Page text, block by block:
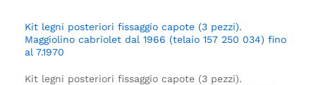
Kit legni posteriori fissaggio capote (3 pezzi).
Maggiolino cabriolet dal 1966 (telaio 157 250 034) fino
al 7.1970
Kit legni posteriori fissaggio capote (3 pezzi).